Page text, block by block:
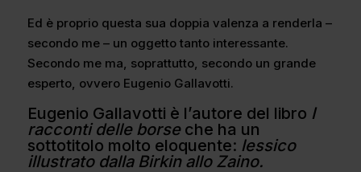
Ed è proprio questa sua doppia valenza a renderla –
secondo me – un oggetto tanto interessante.
Secondo me ma, soprattutto, secondo un grande
esperto, ovvero Eugenio Gallavotti.
Eugenio Gallavotti è l’autore del libro I
racconti delle borseche ha un
sottotitolo molto eloquente: lessico
illustrato dalla Birkin allo Zaino.